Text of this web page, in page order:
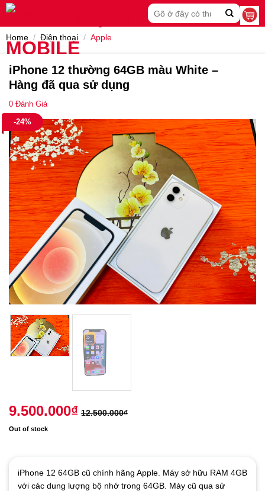
Skip
Search
for:
Home / Điện thoại / Apple
iPhone 12 thường 64GB màu White –
Hàng đã qua sử dụng
0 Đánh Giá
-24%
9.500.000₫ 12.500.000₫
Out of stock
iPhone 12 64GB cũ chính hãng Apple. Máy sở hữu RAM 4GB
với các dung lượng bộ nhớ trong 64GB. Máy cũ qua sử